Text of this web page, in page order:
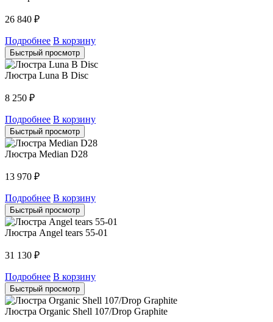
26 840 ₽
Подробнее В корзину
Быстрый просмотр
Люстра Luna B Disc
8 250 ₽
Подробнее В корзину
Быстрый просмотр
Люстра Median D28
13 970 ₽
Подробнее В корзину
Быстрый просмотр
Люстра Angel tears 55-01
31 130 ₽
Подробнее В корзину
Быстрый просмотр
Люстра Organic Shell 107/Drop Graphite